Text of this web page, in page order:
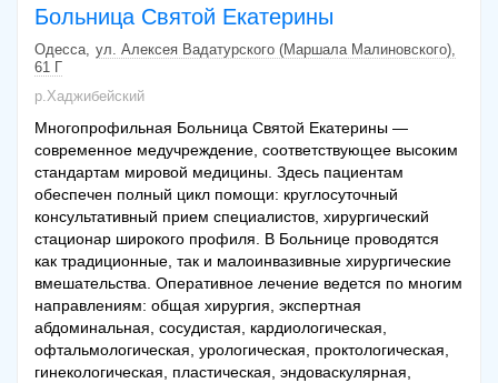
Больница Святой Екатерины
Одесса ул. Алексея Вадатурского (Маршала Малиновского),
61 Г
р.Хаджибейский
Многопрофильная Больница Святой Екатерины —
современное медучреждение, соответствующее высоким
стандартам мировой медицины. Здесь пациентам
обеспечен полный цикл помощи: круглосуточный
консультативный прием специалистов, хирургический
стационар широкого профиля. В Больнице проводятся
как традиционные, так и малоинвазивные хирургические
вмешательства. Оперативное лечение ведется по многим
направлениям: общая хирургия, экспертная
абдоминальная, сосудистая, кардиологическая,
офтальмологическая, урологическая, проктологическая,
гинекологическая, пластическая, эндоваскулярная,